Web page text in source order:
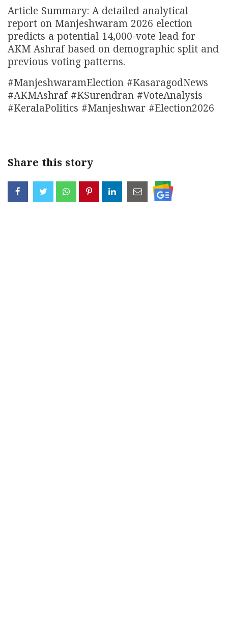
Article Summary: A detailed analytical
report on Manjeshwaram 2026 election
predicts a potential 14,000-vote lead for
AKM Ashraf based on demographic split and
previous voting patterns.
#ManjeshwaramElection #KasaragodNews
#AKMAshraf #KSurendran #VoteAnalysis
#KeralaPolitics #Manjeshwar #Election2026
Share this story